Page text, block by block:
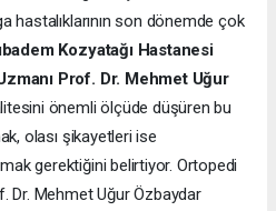
hastalıklarının son dönemde çok
Kozyatağı Hastanesi
Prof. Dr. Mehmet Uğur
önemli ölçüde düşüren bu
olası şikayetleri ise
gerektiğini belirtiyor. Ortopedi
Dr. Mehmet Uğur Özbaydar